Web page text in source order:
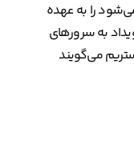
را به عهده
به سرورهای
می‌گویند